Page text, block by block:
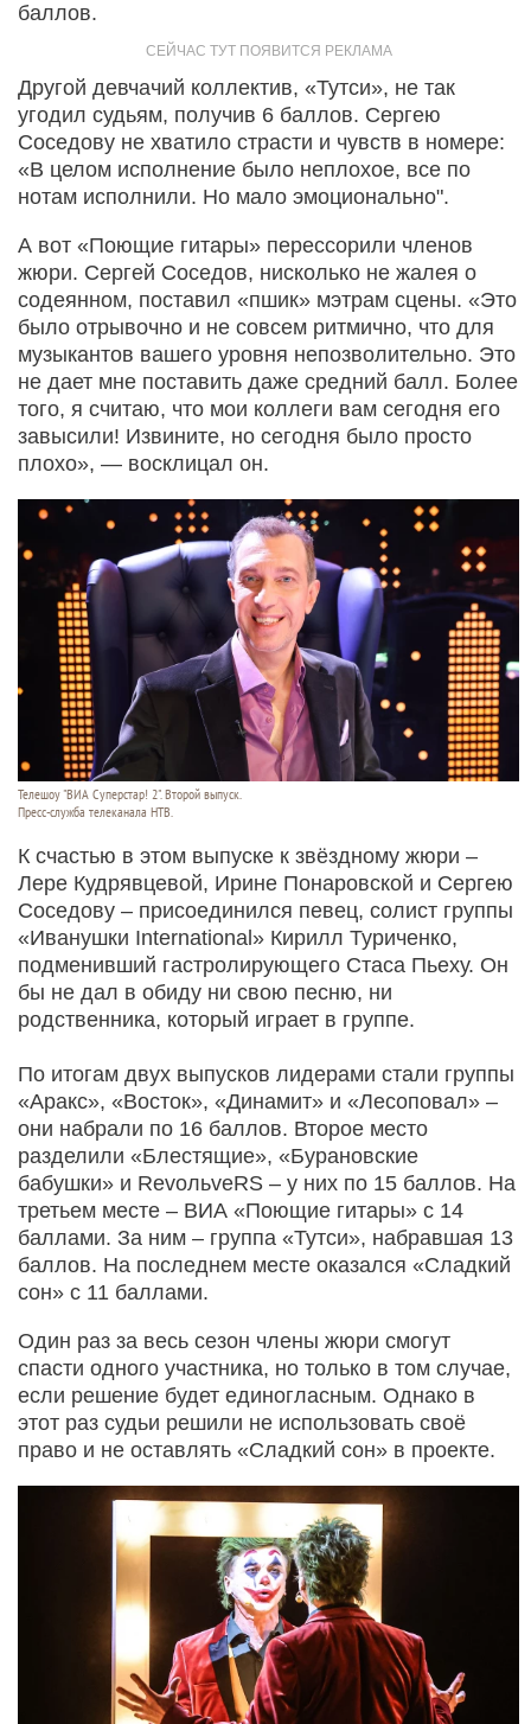
баллов.
Другой девчачий коллектив, «Тутси», не так
угодил судьям, получив 6 баллов. Сергею
Соседову не хватило страсти и чувств в номере:
«В целом исполнение было неплохое, все по
нотам исполнили. Но мало эмоционально".
А вот «Поющие гитары» перессорили членов
жюри. Сергей Соседов, нисколько не жалея о
содеянном, поставил «пшик» мэтрам сцены. «Это
было отрывочно и не совсем ритмично, что для
музыкантов вашего уровня непозволительно. Это
не дает мне поставить даже средний балл. Более
того, я считаю, что мои коллеги вам сегодня его
завысили! Извините, но сегодня было просто
плохо», — восклицал он.
Телешоу "ВИА Суперстар! 2". Второй выпуск.
Пресс-служба телеканала НТВ.
К счастью в этом выпуске к звёздному жюри –
Лере Кудрявцевой, Ирине Понаровской и Сергею
Соседову – присоединился певец, солист группы
«Иванушки International» Кирилл Туриченко,
подменивший гастролирующего Стаса Пьеху. Он
бы не дал в обиду ни свою песню, ни
родственника, который играет в группе.
По итогам двух выпусков лидерами стали группы
«Аракс», «Восток», «Динамит» и «Лесоповал» –
они набрали по 16 баллов. Второе место
разделили «Блестящие», «Бурановские
бабушки» и RevoльveRS – у них по 15 баллов. На
третьем месте – ВИА «Поющие гитары» с 14
баллами. За ним – группа «Тутси», набравшая 13
баллов. На последнем месте оказался «Сладкий
сон» с 11 баллами.
Один раз за весь сезон члены жюри смогут
спасти одного участника, но только в том случае,
если решение будет единогласным. Однако в
этот раз судьи решили не использовать своё
право и не оставлять «Сладкий сон» в проекте.